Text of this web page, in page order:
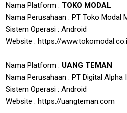
Nama Platform : TOKO MODAL
Nama Perusahaan : PT Toko Modal
Sistem Operasi : Android
Website : https://
Nama Platform : UANG TEMAN
Nama Perusahaan : PT Digital Alpha
Sistem Operasi : Android
Website : https://uangteman.com